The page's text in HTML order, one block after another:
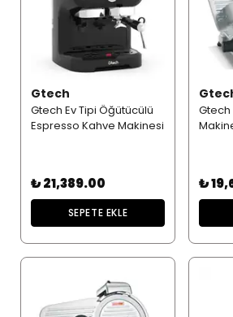
Gtech
Gtech Ev Tipi Öğütücülü
Espresso Kahve Makinesi
₺ 21,389.00
SEPETE EKLE
Gtech
₺